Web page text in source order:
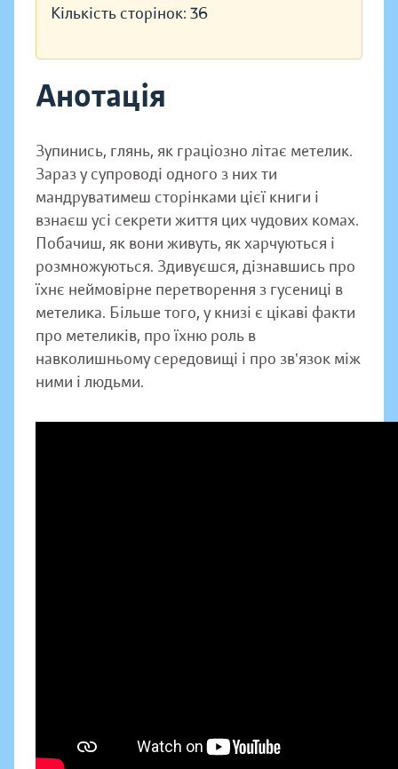
Кількість сторінок: 36
Анотація
Зупинись, глянь, як граціозно літає метелик.
Зараз у супроводі одного з них ти
мандруватимеш сторінками цієї книги і
взнаєш усі секрети життя цих чудових комах.
Побачиш, як вони живуть, як харчуються і
розмножуються. Здивуєшся, дізнавшись про
їхнє неймовірне перетворення з гусениці в
метелика. Більше того, у книзі є цікаві факти
про метеликів, про їхню роль в
навколишньому середовищі і про зв‛язок між
ними і людьми.